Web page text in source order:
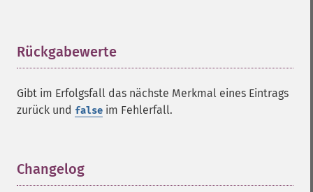
Rückgabewerte
Gibt im Erfolgsfall das nächste Merkmal eines Eintrags
zurück und false im Fehlerfall.
Changelog